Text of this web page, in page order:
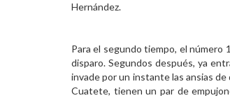
Hernández.
Para el segundo tiempo, el número
disparo. Segundos después, ya
invade por un instante las ansias de
Cuatete, tienen un par de